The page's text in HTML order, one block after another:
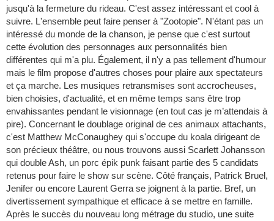
jusqu'à la fermeture du rideau. C'est assez intéressant et cool à
suivre. L'ensemble peut faire penser à "Zootopie". N'étant pas un
intéressé du monde de la chanson, je pense que c'est surtout
cette évolution des personnages aux personnalités bien
différentes qui m'a plu. Également, il n'y a pas tellement d'humour
mais le film propose d'autres choses pour plaire aux spectateurs
et ça marche. Les musiques retransmises sont accrocheuses,
bien choisies, d'actualité, et en même temps sans être trop
envahissantes pendant le visionnage (en tout cas je m’attendais à
pire). Concernant le doublage original de ces animaux attachants,
c'est Matthew McConaughey qui s'occupe du koala dirigeant de
son précieux théâtre, ou nous trouvons aussi Scarlett Johansson
qui double Ash, un porc épik punk faisant partie des 5 candidats
retenus pour faire le show sur scène. Côté français, Patrick Bruel,
Jenifer ou encore Laurent Gerra se joignent à la partie. Bref, un
divertissement sympathique et efficace à se mettre en famille.
Après le succès du nouveau long métrage du studio, une suite